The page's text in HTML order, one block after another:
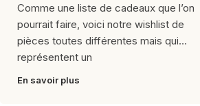
Comme une liste de cadeaux que l’on
pourrait faire, voici notre wishlist de
pièces toutes différentes mais qui
représentent un
En savoir plus